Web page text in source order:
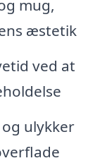
mug,
æstetik
ved at
ulykker